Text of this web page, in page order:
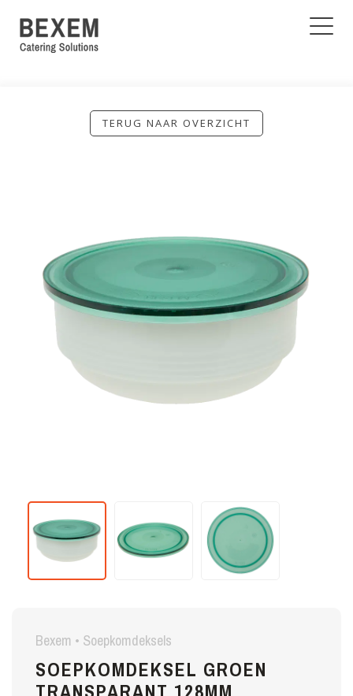
TERUG NAAR OVERZICHT
Bexem • Soepkomdeksels
SOEPKOMDEKSEL GROEN